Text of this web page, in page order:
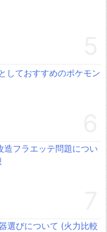
しておすすめのポケモン
造フラエッテ問題につい
選びについて (火力比較